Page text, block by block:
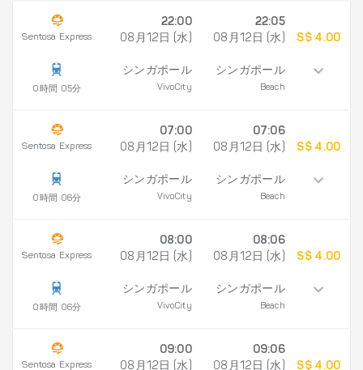
Sentosa Express
0時間 05分
22:00
08月12日 (水)
シンガポール
VivoCity
22:05
08月12日 (水)
シンガポール
Beach
S$ 4.00
Sentosa Express
0時間 06分
07:00
08月12日 (水)
シンガポール
VivoCity
07:06
08月12日 (水)
シンガポール
Beach
S$ 4.00
Sentosa Express
0時間 06分
08:00
08月12日 (水)
シンガポール
VivoCity
08:06
08月12日 (水)
シンガポール
Beach
S$ 4.00
Sentosa Express
09:00
08月12日 (水)
09:06
08月12日 (水)
S$ 4.00